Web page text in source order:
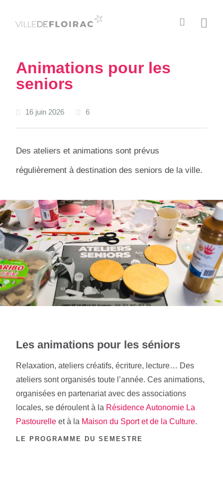
Animations pour les
seniors
16 juin 2026 6
Des ateliers et animations sont prévus
régulièrement à destination des seniors de la ville.
Les animations pour les séniors
Relaxation, ateliers créatifs, écriture, lecture… Des
ateliers sont organisés toute l’année. Ces animations,
organisées en partenariat avec des associations
locales, se déroulent à la Résidence Autonomie La
Pastourelleet à la Maison du Sport et de la Culture.
LE PROGRAMME DU SEMESTRE